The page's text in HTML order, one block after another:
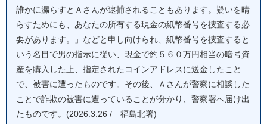
誰かに漏らすとＡさんが逮捕されることもあります。疑いを晴
らすためにも、あなたの所有する現金の紙幣番号を捜査する必
要があります。」などと申し向けられ、紙幣番号を捜査すると
いう名目で男の指示に従い、現金で約５６０万円相当の暗号資
産を購入した上、指定されたコインアドレスに送金したこと
で、被害に遭ったものです。その後、Ａさんが警察に相談した
ことで詐欺の被害に遭っていることが分かり、警察署へ届け出
たものです。(2026.3.26 / 福島北署)